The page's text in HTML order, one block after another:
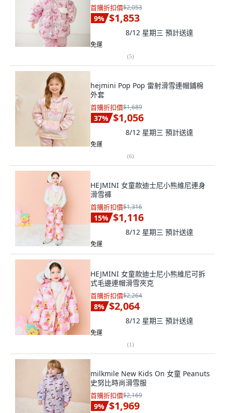
首購折扣價$2,053
9% $1,853
8/12 星期三 預計送達
免運
(5)
hejmini Pop Pop 雷射滑雪連帽鋪棉
外套
首購折扣價$1,689
37% $1,056
8/12 星期三 預計送達
免運
(6)
HEJMINI 女童款迪士尼小熊維尼連身
滑雪褲
首購折扣價$1,316
15% $1,116
8/12 星期三 預計送達
免運
HEJMINI 女童款迪士尼小熊維尼可拆
式毛邊連帽滑雪夾克
首購折扣價$2,264
8% $2,064
8/12 星期三 預計送達
免運
(1)
milkmile New Kids On 女童 Peanuts
史努比時尚滑雪服
首購折扣價$2,169
9% $1,969